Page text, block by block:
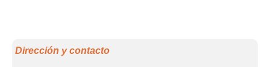
Dirección y contacto